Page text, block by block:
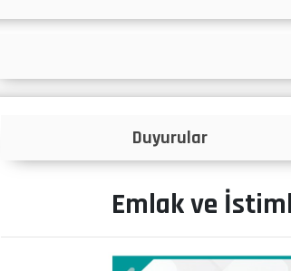
İlanlar
Emlak ve